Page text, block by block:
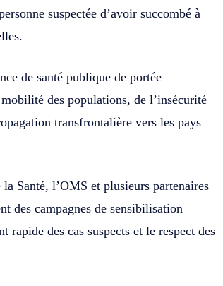
suspectée d’avoir succombé à
de santé publique de portée
des populations, de l’insécurité
transfrontalière vers les pays
Santé, l’OMS et plusieurs partenaires
des campagnes de sensibilisation
rapide des cas suspects et le respect des